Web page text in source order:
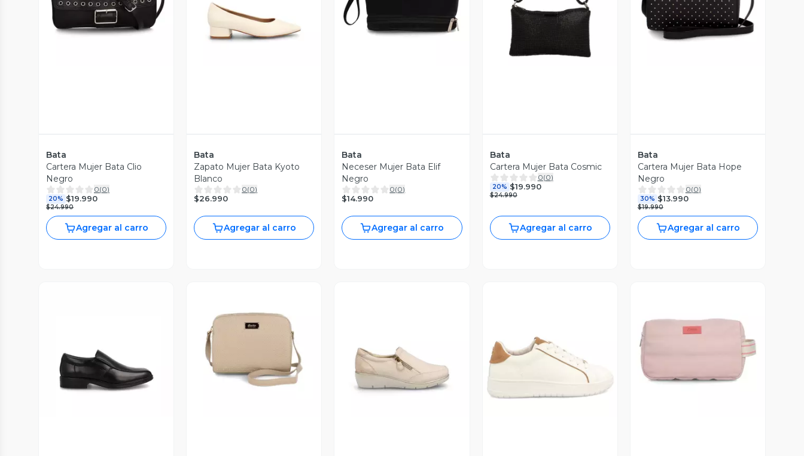
Vista Previa
Bata
Cartera Mujer Bata Clio
Negro
0(0)
20% $19.990
$24.990
Agregar al carro
Vista Previa
Bata
Zapato Mujer Bata Kyoto
Blanco
0(0)
$26.990
Agregar al carro
Bata
Neceser Mujer Bata Elif
Negro
0(0)
$14.990
Agregar al carro
Vista Previa
Bata
Cartera Mujer Bata Cosmic
0(0)
20% $19.990
$24.990
Agregar al carro
Vista Previa
Bata
Cartera Mujer Bata Hope
Negro
0(0)
30% $13.990
$19.990
Agregar al carro
Vista Previa Vista Previa Vista Previa